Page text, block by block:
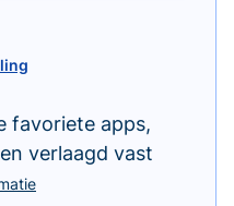
favoriete apps,
verlaagd vast